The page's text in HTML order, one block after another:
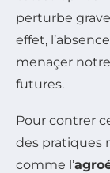
perturbe
effet,
menaçer
futures.
Pour contrer
des pratiques
comme l’